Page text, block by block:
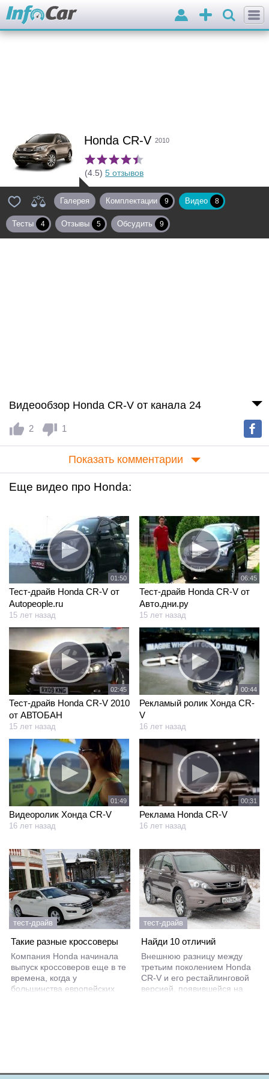
Добавить
объявление
Войти
Honda CR-V 2010
(4.5) 5 отзывов
Галерея Комплектации 9 Видео 8
Тесты 4 Отзывы 5 Обсудить 9
Видеообзор Honda CR-V от канала 24
2 1
Показать комментарии
Еще видео про Honda:
01:50
Тест-драйв Honda CR-V от
Аutopeople.ru
15 лет назад
06:45
Тест-драйв Honda CR-V от
Авто.дни.ру
15 лет назад
02:45
Тест-драйв Honda CR-V 2010
от АВТОБАН
15 лет назад
00:44
Рекламый ролик Хонда CR-
V
16 лет назад
01:49
Видеоролик Хонда CR-V
16 лет назад
00:31
Реклама Honda CR-V
16 лет назад
тест-драйв
Такие разные кроссоверы
Компания Honda начинала
выпуск кроссоверов еще в те
времена, когда у
большинства европейских
тест-драйв
Найди 10 отличий
Внешнюю разницу между
третьим поколением Honda
CR-V и его рестайлинговой
версией, появившейся на